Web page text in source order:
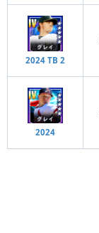
2024 TB 2
2024